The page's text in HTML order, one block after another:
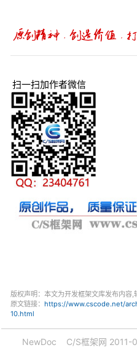
扫一扫加作者微信
版权声明：本文为开发框架文库发布内容,
原文链接： https://www.cscode.net/
10.html
NewDoc C/S框架网 2011-